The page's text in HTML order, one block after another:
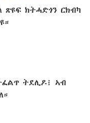
ጽዩፍ ክትሓድጎን ርክብካ
ትደሊዶ፧ ኣብ